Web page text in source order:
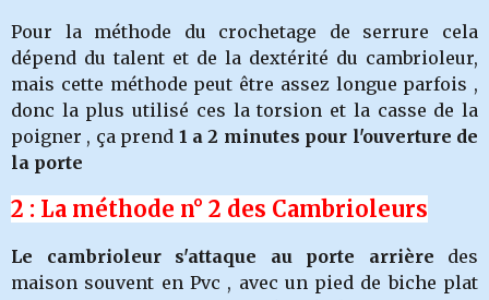
Pour la méthode du crochetage de serrure cela
dépend du talent et de la dextérité du cambrioleur,
mais cette méthode peut être assez longue parfois ,
donc la plus utilisé ces la torsion et la casse de la
poigner , ça prend 1 a 2 minutes pour l'ouverture de
la porte
2 : La méthode n° 2 des Cambrioleurs
Le cambrioleur s'attaque au porte arrière des
maison souvent en Pvc , avec un pied de biche plat